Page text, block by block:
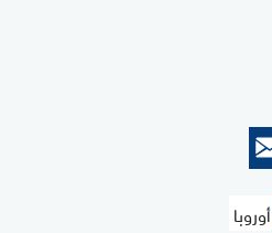
أوروبا